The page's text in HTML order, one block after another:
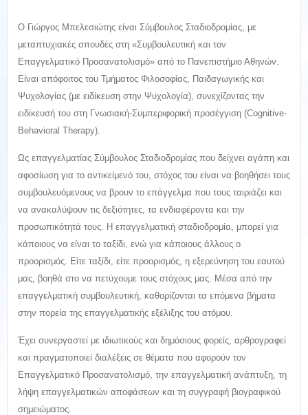
O Γιώργος Μπελεσιώτης είναι Σύμβουλος Σταδιοδρομίας, με
μεταπτυχιακές σπουδές στη «Συμβουλευτική και τον
Επαγγελματικό Προσανατολισμό» από το Πανεπιστήμιο Αθηνών.
Είναι απόφοιτος του Τμήματος Φιλοσοφίας, Παιδαγωγικής και
Ψυχολογίας (με ειδίκευση στην Ψυχολογία), συνεχίζοντας την
ειδίκευσή του στη Γνωσιακή-Συμπεριφορική προσέγγιση (Cognitive-
Behavioral Therapy).
Ως επαγγελματίας Σύμβουλος Σταδιοδρομίας που δείχνει αγάπη και
αφοσίωση για το αντικείμενό του, στόχος του είναι να βοηθήσει τους
συμβουλευόμενους να βρουν το επάγγελμα που τους ταιριάζει και
να ανακαλύψουν τις δεξιότητες, τα ενδιαφέροντα και την
προσωπικότητά τους. Η επαγγελματική σταδιοδρομία, μπορεί για
κάποιους να είναι το ταξίδι, ενώ για κάποιους άλλους ο
προορισμός. Είτε ταξίδι, είτε προορισμός, η εξερεύνηση του εαυτού
μας, βοηθά στο να πετύχουμε τους στόχους μας. Μέσα από την
επαγγελματική συμβουλευτική, καθορίζονται τα επόμενα βήματα
στην πορεία της επαγγελματικής εξέλιξης του ατόμου.
Έχει συνεργαστεί με ιδιωτικούς και δημόσιους φορείς, αρθρογραφεί
και πραγματοποιεί διαλέξεις σε θέματα που αφορούν τον
Επαγγελματικό Προσανατολισμό, την επαγγελματική ανάπτυξη, τη
λήψη επαγγελματικών αποφάσεων και τη συγγραφή βιογραφικού
σημειώματος.